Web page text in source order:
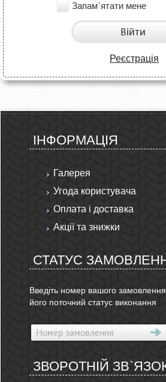
Запам`ятати мене
Війти
Реєстрація
ІНФОРМАЦІЯ
Галерея
Угода користувача
Оплата і доставка
Акції та знижки
СТАТУС
Введіть номер вашого
його поточний статус виконання
ЗВОРОТНІЙ